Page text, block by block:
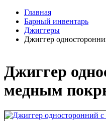
Главная
Барный инвентарь
Джиггеры
Джиггер
Джиггер
медным